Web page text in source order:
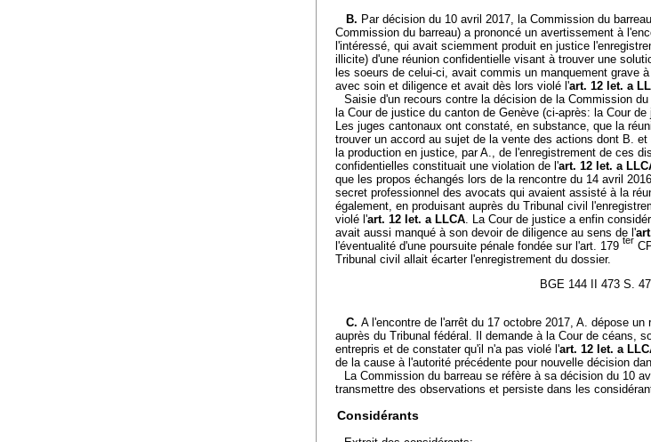
B. Par décision du 10 avril 2017, la Commission du
Commission du barreau) a prononcé un avertissement à
l'intéressé, qui avait sciemment produit en justice
illicite) d'une réunion confidentielle visant à trouver une
les soeurs de celui-ci, avait commis un manquement grave
avec soin et diligence et avait dès lors violé l'art. 12 let. a
Saisie d'un recours contre la décision de la Commission
la Cour de justice du canton de Genève (ci-après: la Cour
Les juges cantonaux ont constaté, en substance, que la
trouver un accord au sujet de la vente des actions dont B.
la production en justice, par A., de l'enregistrement de ces
confidentielles constituait une violation de l'art. 12 let. a
que les propos échangés lors de la rencontre du 14 avril
secret professionnel des avocats qui avaient assisté à la
également, en produisant auprès du Tribunal civil
violé l'art. 12 let. a LLCA. La Cour de justice a enfin
avait aussi manqué à son devoir de diligence au sens de l'
l'éventualité d'une poursuite pénale fondée sur l'art. 179 ter
Tribunal civil allait écarter l'enregistrement du dossier.
BGE 144 II 473 S.
C. A l'encontre de l'arrêt du 17 octobre 2017, A. dépose
auprès du Tribunal fédéral. Il demande à la Cour de céans,
entrepris et de constater qu'il n'a pas violé l'art. 12 let. a
de la cause à l'autorité précédente pour nouvelle décision
La Commission du barreau se réfère à sa décision du 10
transmettre des observations et persiste dans les
Considérants